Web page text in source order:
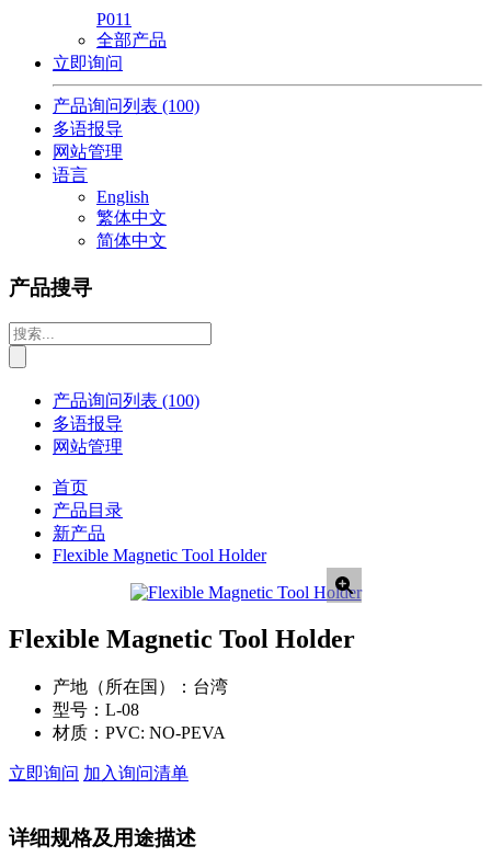
P011
全部产品
立即询问
产品询问列表 (100)
多语报导
网站管理
语言
English
繁体中文
简体中文
产品搜寻
产品询问列表 (100)
多语报导
网站管理
首页
产品目录
新产品
Flexible Magnetic Tool Holder
Flexible Magnetic Tool Holder
产地（所在国）： 台湾
型号： L-08
材质： PVC: NO-PEVA
立即询问 加入询问清单
详细规格及用途描述